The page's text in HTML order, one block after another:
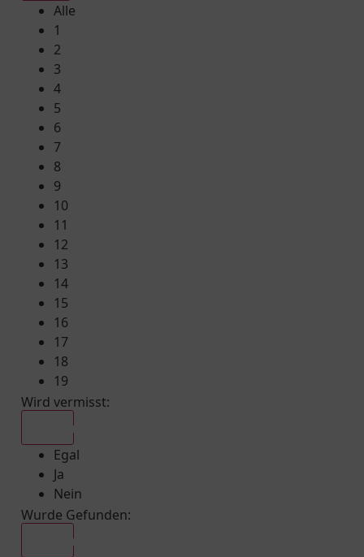
Alle
1
2
3
4
5
6
7
8
9
10
11
12
13
14
15
16
17
18
19
Wird vermisst:
Egal
Ja
Nein
Wurde Gefunden: